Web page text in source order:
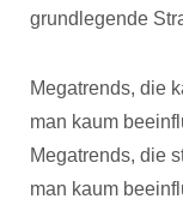
grundlegende
Megatrends, die
man kaum
Megatrends, die
man kaum